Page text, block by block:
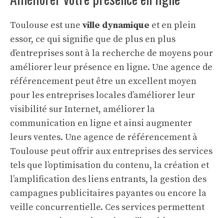
Toulouse est une ville dynamique et en plein
essor, ce qui signifie que de plus en plus
d’entreprises sont à la recherche de moyens pour
améliorer leur présence en ligne. Une agence de
référencement peut être un excellent moyen
pour les entreprises locales d’améliorer leur
visibilité sur Internet, améliorer la
communication en ligne et ainsi augmenter
leurs ventes. Une agence de référencement à
Toulouse peut offrir aux entreprises des services
tels que l’optimisation du contenu, la création et
l’amplification des liens entrants, la gestion des
campagnes publicitaires payantes ou encore la
veille concurrentielle. Ces services permettent